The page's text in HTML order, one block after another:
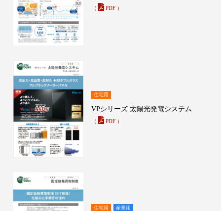
（ PDF ）
住宅用
VPシリーズ 太陽光発電システム
（ PDF ）
住宅用 産業用